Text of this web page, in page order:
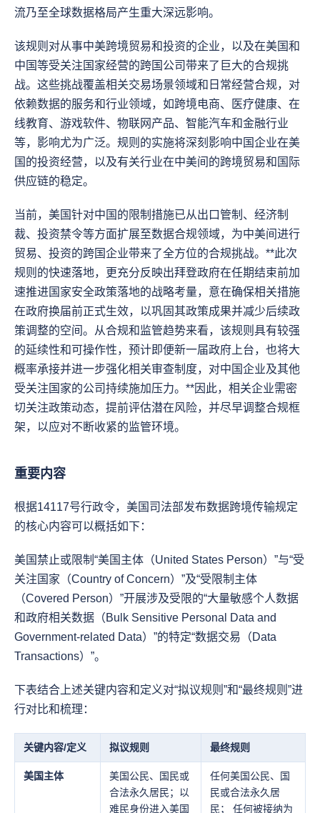
流乃至全球数据格局产生重大深远影响。
该规则对从事中美跨境贸易和投资的企业，以及在美国和
中国等受关注国家经营的跨国公司带来了巨大的合规挑
战。这些挑战覆盖相关交易场景领域和日常经营合规，对
依赖数据的服务和行业领域，如跨境电商、医疗健康、在
线教育、游戏软件、物联网产品、智能汽车和金融行业
等，影响尤为广泛。规则的实施将深刻影响中国企业在美
国的投资经营，以及有关行业在中美间的跨境贸易和国际
供应链的稳定。
当前，美国针对中国的限制措施已从出口管制、经济制
裁、投资禁令等方面扩展至数据合规领域，为中美间进行
贸易、投资的跨国企业带来了全方位的合规挑战。**此次
规则的快速落地，更充分反映出拜登政府在任期结束前加
速推进国家安全政策落地的战略考量，意在确保相关措施
在政府换届前正式生效，以巩固其政策成果并减少后续政
策调整的空间。从合规和监管趋势来看，该规则具有较强
的延续性和可操作性，预计即便新一届政府上台，也将大
概率承接并进一步强化相关审查制度，对中国企业及其他
受关注国家的公司持续施加压力。**因此，相关企业需密
切关注政策动态，提前评估潜在风险，并尽早调整合规框
架，以应对不断收紧的监管环境。
重要内容
根据14117号行政令，美国司法部发布数据跨境传输规定
的核心内容可以概括如下：
美国禁止或限制“美国主体（United States Person）”与“受
关注国家（Country of Concern）”及“受限制主体
（Covered Person）”开展涉及受限的“大量敏感个人数据
和政府相关数据（Bulk Sensitive Personal Data and
Government-related Data）”的特定“数据交易（Data
Transactions）”。
下表结合上述关键内容和定义对“拟议规则”和“最终规则”进
行对比和梳理：
关键内容/定义 拟议规则 最终规则
美国主体
美国公民、国民或
合法永久居民；以
难民身份进入美国
任何美国公民、国
民或合法永久居
民； 任何被接纳为